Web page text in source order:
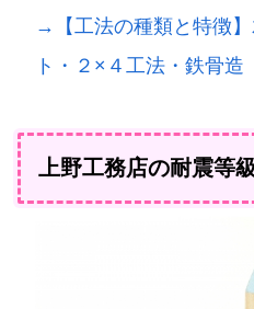
→【工法の種類と特徴
ト・２×４工法・鉄骨造
上野工務店の耐震等級